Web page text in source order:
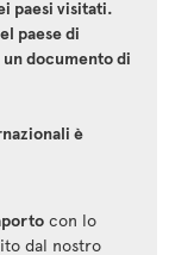
paesi visitati.
paese di
un documento di
è
con lo
dal nostro